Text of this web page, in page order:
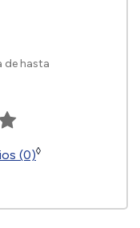
de hasta
(0)◊